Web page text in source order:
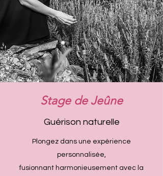
Stage de Jeûne
Guérison naturelle
Plongez dans une expérience
personnalisée,
fusionnant harmonieusement avec la